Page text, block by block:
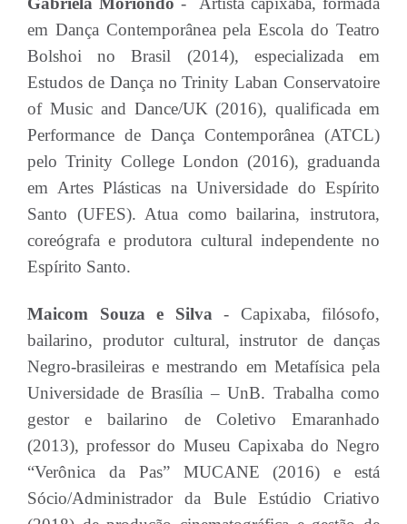
em Dança Contemporânea pela Escola do Teatro
Bolshoi no Brasil (2014), especializada em
Estudos de Dança no Trinity Laban Conservatoire
of Music and Dance/UK (2016), qualificada em
Performance de Dança Contemporânea (ATCL)
pelo Trinity College London (2016), graduanda
em Artes Plásticas na Universidade do Espírito
Santo (UFES). Atua como bailarina, instrutora,
coreógrafa e produtora cultural independente no
Espírito Santo.
Maicom Souza e Silva - Capixaba, filósofo,
bailarino, produtor cultural, instrutor de danças
Negro-brasileiras e mestrando em Metafísica pela
Universidade de Brasília – UnB. Trabalha como
gestor e bailarino de Coletivo Emaranhado
(2013), professor do Museu Capixaba do Negro
“Verônica da Pas” MUCANE (2016) e está
Sócio/Administrador da Bule Estúdio Criativo